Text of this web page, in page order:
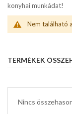
konyhai munkádat!
Nem található
TERMÉKEK
Nincs